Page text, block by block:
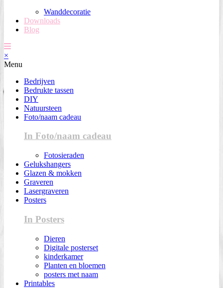
Wanddecoratie
Downloads
Blog
×
Menu
Bedrijven
Bedrukte tassen
DIY
Natuursteen
Foto/naam cadeau
In Foto/naam cadeau
Fotosieraden
Gelukshangers
Glazen & mokken
Graveren
Lasergraveren
Posters
In Posters
Dieren
Digitale posterset
kinderkamer
Planten en bloemen
posters met naam
Printables